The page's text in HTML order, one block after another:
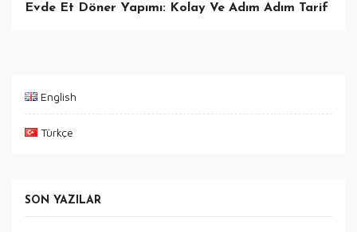
Evde Et Döner Yapımı: Kolay Ve Adım Adım Tarif
English
Türkçe
SON YAZILAR